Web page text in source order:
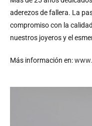
aderezos de fallera. La
compromiso con la
nuestros joyeros y el
Más información en: